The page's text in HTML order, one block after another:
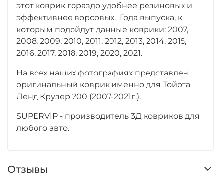
этот коврик гораздо удобнее резиновых и
эффективнее ворсовых. Года выпуска, к
которым подойдут данные коврики: 2007,
2008, 2009, 2010, 2011, 2012, 2013, 2014, 2015,
2016, 2017, 2018, 2019, 2020, 2021.
На всех наших фотографиях представлен
оригинальный коврик именно для Тойота
Ленд Крузер 200 (2007-2021г.).
SUPERVIP - производитель 3Д ковриков для
любого авто.
Отзывы